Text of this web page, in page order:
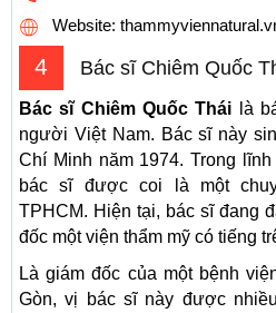
Website:
4 Bác sĩ Chiêm Quốc
Bác sĩ Chiêm Quốc Thái là
người Việt Nam. Bác sĩ này
Chí Minh năm 1974. Trong
bác sĩ được coi là một
TPHCM. Hiện tại, bác sĩ đang
đốc một viện thẩm mỹ có tiếng
Là giám đốc của một bệnh
Gòn, vị bác sĩ này được